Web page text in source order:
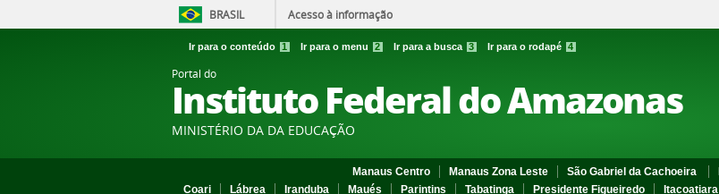
BRASIL Acesso à informação
Ir para o conteúdo 1 Ir para o menu 2 Ir para a busca 3 Ir para o rodapé 4
Portal do
Instituto Federal do Amazonas
MINISTÉRIO DA DA EDUCAÇÃO
Manaus Centro Manaus Zona Leste São Gabriel da Cachoeira
Coari
Lábrea Iranduba Maués Parintins Tabatinga Presidente Figueiredo Itacoatiara